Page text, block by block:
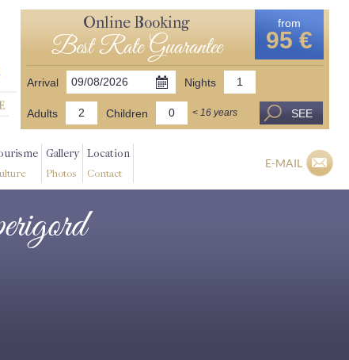
Online Booking
Best Rate Guarantee
from
95 €
Arrival Nights
Adults Children < 16 years SEE
Gallery
Photos
Location
Contact
E-MAIL